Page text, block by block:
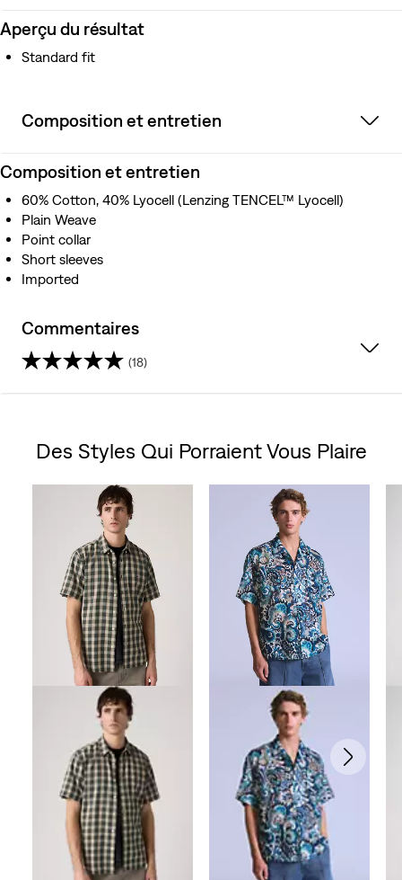
Aperçu du résultat
Standard fit
Composition et entretien
Composition et entretien
60% Cotton, 40% Lyocell (Lenzing TENCEL™ Lyocell)
Plain Weave
Point collar
Short sleeves
Imported
Commentaires
(18)
sur
5.
évaluations
Des Styles Qui Porraient Vous Plaire